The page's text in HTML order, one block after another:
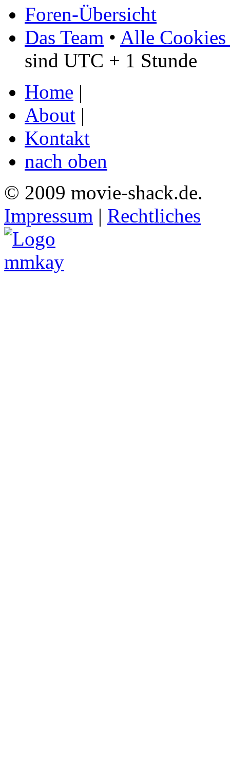
Foren-Übersicht
Das Team • Alle Cookies
sind UTC + 1 Stunde
Home |
About |
Kontakt
nach oben
© 2009 movie-shack.de.
Impressum | Rechtliches